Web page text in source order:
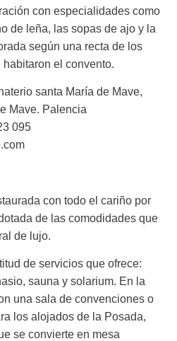
con especialidades como
de leña, las sopas de ajo y la
según una recta de los
el convento.
santa María de Mave,
Mave. Palencia
095
con todo el cariño por
de las comodidades que
de lujo.
de servicios que ofrece:
sauna y solarium. En la
una sala de convenciones o
los alojados de la Posada,
se convierte en mesa